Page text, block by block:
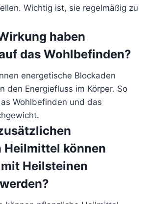
Wichtig ist, sie regelmäßig zu
haben
das Wohlbefinden?
energetische Blockaden
den Energiefluss im Körper. So
Wohlbefinden und das
Heilmittel können
Heilsteinen